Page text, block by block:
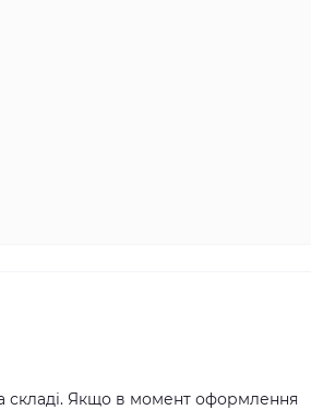
складі. Якщо в момент оформлення